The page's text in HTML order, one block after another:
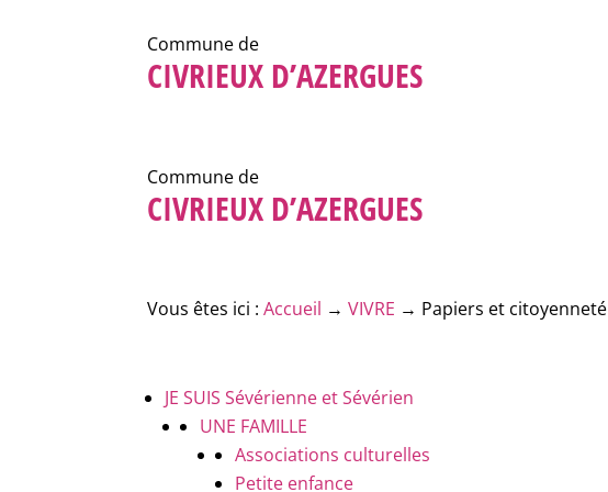
Commune de
CIVRIEUX D’AZERGUES
Commune de
CIVRIEUX D’AZERGUES
Vous êtes ici :Accueil →VIVRE → Papiers et citoyenneté
JE SUIS Sévérienne et Sévérien
UNE FAMILLE
Associations culturelles
Petite enfance